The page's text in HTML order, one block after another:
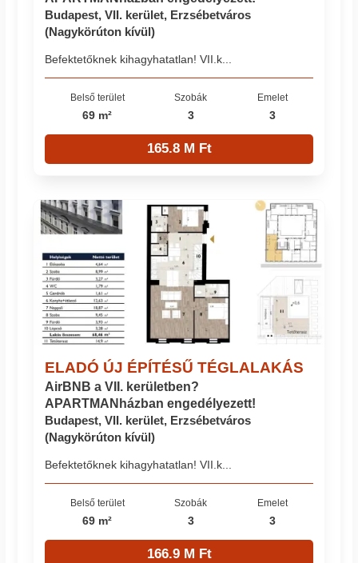
Budapest, VII. kerület, Erzsébetváros
(Nagykörúton kívül)
Befektetőknek kihagyhatatlan! VII.k...
Belső terület
69 m²
Szobák
3
Emelet
3
165.8 M Ft
ELADÓ ÚJ ÉPÍTÉSŰ TÉGLALAKÁS
AirBNB a VII. kerületben?
APARTMANházban engedélyezett!
Budapest, VII. kerület, Erzsébetváros
(Nagykörúton kívül)
Befektetőknek kihagyhatatlan! VII.k...
Belső terület
69 m²
Szobák
3
Emelet
3
166.9 M Ft